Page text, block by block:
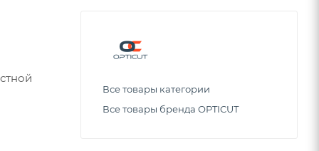
Все товары категории
Все товары бренда OPTICUT